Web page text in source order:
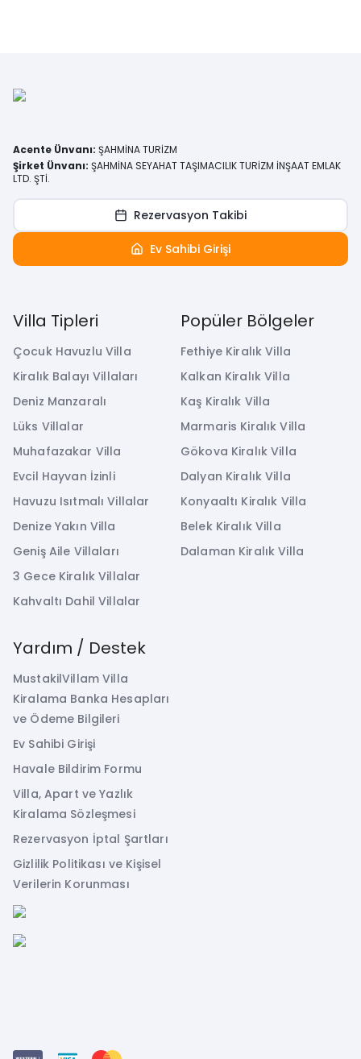
Villa Tipleri
Çocuk Havuzlu Villa
Kiralık Balayı Villaları
Deniz Manzaralı
Lüks Villalar
Muhafazakar Villa
Evcil Hayvan İzinli
Havuzu Isıtmalı Villalar
Denize Yakın Villa
Geniş Aile Villaları
3 Gece Kiralık Villalar
Kahvaltı Dahil Villalar
Popüler Bölgeler
Fethiye Kiralık Villa
Kalkan Kiralık Villa
Kaş Kiralık Villa
Marmaris Kiralık Villa
Gökova Kiralık Villa
Dalyan Kiralık Villa
Konyaaltı Kiralık Villa
Belek Kiralık Villa
Dalaman Kiralık Villa
Yardım / Destek
MustakilVillam Villa
Kiralama Banka Hesapları
ve Ödeme Bilgileri
Ev Sahibi Girişi
Havale Bildirim Formu
Villa, Apart ve Yazlık
Kiralama Sözleşmesi
Rezervasyon İptal Şartları
Gizlilik Politikası ve Kişisel
Verilerin Korunması
Acente Ünvanı: ŞAHMİNA TURİZM
Şirket Ünvanı: ŞAHMİNA SEYAHAT TAŞIMACILIK TURİZM İNŞAAT EMLAK
LTD. ŞTİ.
Rezervasyon Takibi
Ev Sahibi Girişi